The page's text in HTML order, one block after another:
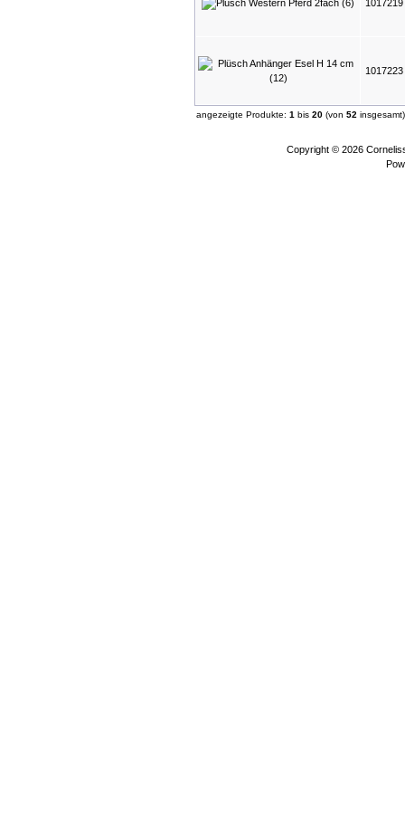
1017219
1017223
angezeigte Produkte: 1 bis 20 (von 52 insgesamt)
Copyright © 2026